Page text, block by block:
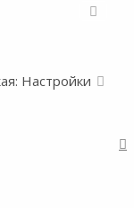
Настройки